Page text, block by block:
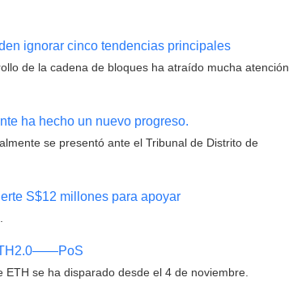
ignorar cinco tendencias principales
de la cadena de bloques ha atraído mucha atención.
ha hecho un nuevo progreso.
se presentó ante el Tribunal de Distrito de
S$12 millones para apoyar
se ha disparado desde el 4 de noviembre.